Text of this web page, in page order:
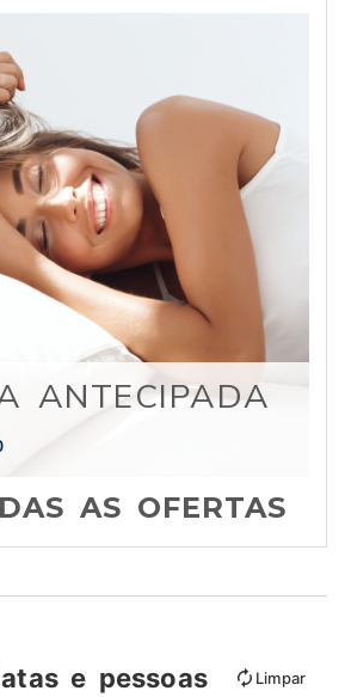
ANTECIPADA
AS OFERTAS
e pessoas Limpar